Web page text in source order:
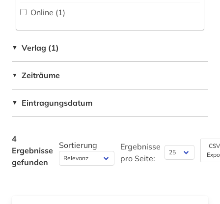
Physik (0)
Psychologie (0)
Rechtswissenschaft (4)
Romanistik (0)
Slavistik (0)
Online (1)
▼ Verlag (1)
▼ Zeiträume
▼ Eintragungsdatum
4
Ergebnisse
gefunden
Sortierung
Ergebnisse
pro Seite: